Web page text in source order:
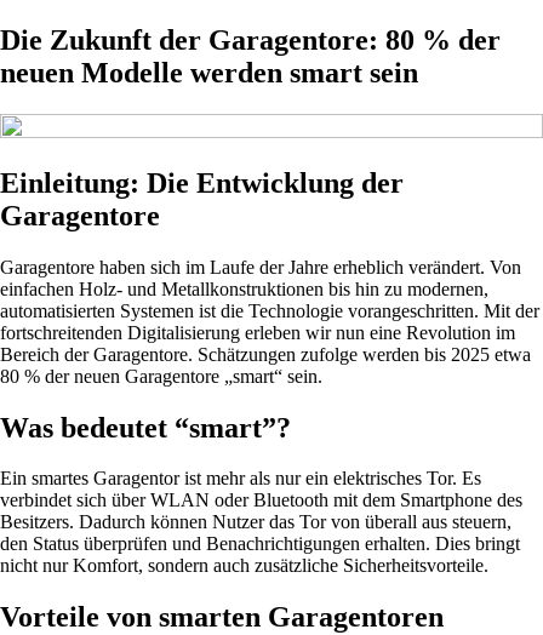
Die Zukunft der Garagentore: 80 % der
neuen Modelle werden smart sein
Einleitung: Die Entwicklung der
Garagentore
Garagentore haben sich im Laufe der Jahre erheblich verändert. Von
einfachen Holz- und Metallkonstruktionen bis hin zu modernen,
automatisierten Systemen ist die Technologie vorangeschritten. Mit der
fortschreitenden Digitalisierung erleben wir nun eine Revolution im
Bereich der Garagentore. Schätzungen zufolge werden bis 2025 etwa
80 % der neuen Garagentore „smart“ sein.
Was bedeutet “smart”?
Ein smartes Garagentor ist mehr als nur ein elektrisches Tor. Es
verbindet sich über WLAN oder Bluetooth mit dem Smartphone des
Besitzers. Dadurch können Nutzer das Tor von überall aus steuern,
den Status überprüfen und Benachrichtigungen erhalten. Dies bringt
nicht nur Komfort, sondern auch zusätzliche Sicherheitsvorteile.
Vorteile von smarten Garagentoren